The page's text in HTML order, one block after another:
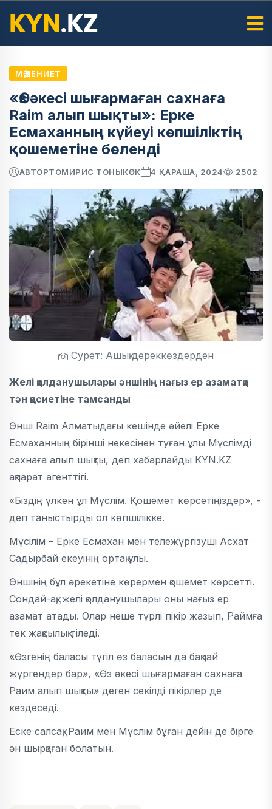
МӘДЕНИЕТ
«Өз әкесі шығармаған сахнаға
Raim алып шықты»: Ерке
Есмаханның күйеуі көпшіліктің
қошеметіне бөленді
АВТОРТОМИРИС ТОНЫКӨК 4 ҚАРАША, 2024 2502
Сурет: Ашық дереккөздерден
Желі қолданушылары әншінің нағыз ер азаматқа
тән қасиетіне тамсанды
Әнші Raim Алматыдағы кешінде әйелі Ерке
Есмаханның бірінші некесінен туған ұлы Мүслімді
сахнаға алып шықты, деп хабарлайды KYN.KZ
ақпарат агенттігі.
«Біздің үлкен ұл Мүслім. Қошемет көрсетіңіздер», -
деп таныстырды ол көпшілікке.
Мүсілім – Ерке Есмахан мен тележүргізуші Асхат
Садырбай екеуінің ортақ ұлы.
Әншінің бұл әрекетіне көрермен қошемет көрсетті.
Сондай-ақ, желі қолданушылары оны нағыз ер
азамат атады. Олар неше түрлі пікір жазып, Раймға
тек жақсылық тіледі.
«Өзгенің баласы түгіл өз баласын да бақпай
жүргендер бар», «Өз әкесі шығармаған сахнаға
Раим алып шықты» деген секілді пікірлер де
кездеседі.
Еске салсақ, Раим мен Мүслім бұған дейін де бірге
ән шырқаған болатын.